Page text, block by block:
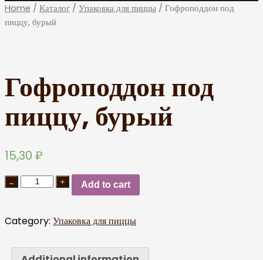
Home / Каталог / Упаковка для пиццы / Гофроподдон под
пиццу, бурый
Гофроподдон под
пиццу, бурый
15,30 ₽
Add to cart
Category: Упаковка для пиццы